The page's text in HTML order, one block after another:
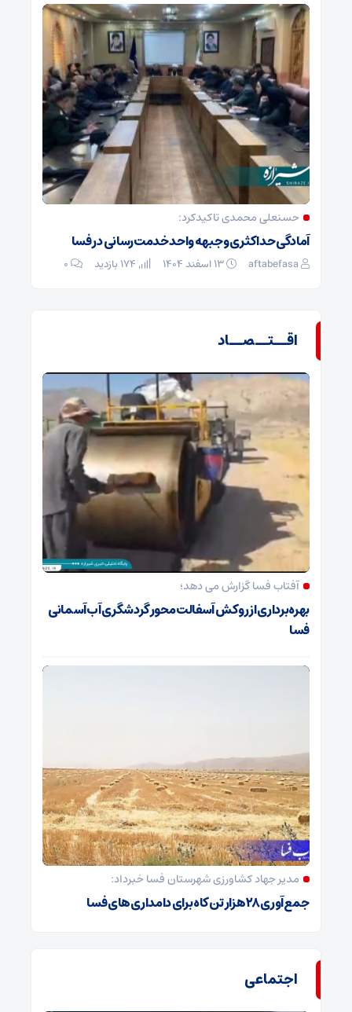
حسنعلی محمدی تاکیدکرد:
آمادگی حداکثری و جبهه واحد خدمت‌رسانی در فسا
aftabefasa ۰
اقــتــصــاد
آفتاب فسا گزارش می دهد؛
بهره‌برداری از روکش آسفالت محور گردشگری آب‌آسمانی
فسا
مدیر جهاد کشاورزی شهرستان فسا خبرداد:
جمع‌آوری ۲۸ هزار تن کاه برای دامداری‌های فسا
اجتماعی